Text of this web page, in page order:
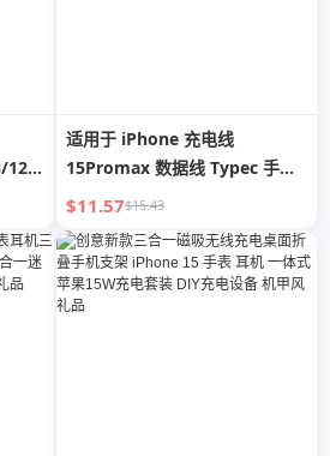
12/11/XR/X
适用于 iPhone 充电线
15Promax 数据线 Typec 手机
USB 套装 20W 快充 PD 正品 11
车载 6 原装 12xs 平板
Ipad8plus7
$11.57$15.43